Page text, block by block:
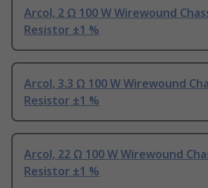
Arcol, 2 Ω 100 W Wirewound
Resistor ±1 %
Arcol, 3.3 Ω 100 W Wirewound
Resistor ±1 %
Arcol, 22 Ω 100 W Wirewound
Resistor ±1 %